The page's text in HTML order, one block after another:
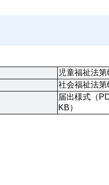
児童福祉法
社会福祉法
届出様式（
KB）